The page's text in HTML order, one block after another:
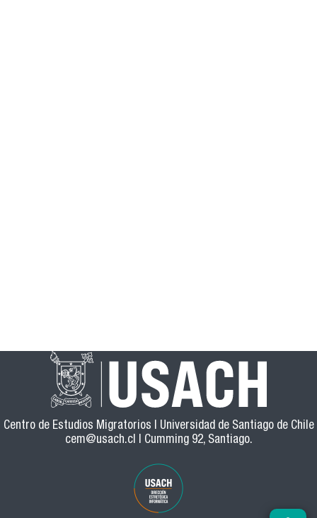
Centro de Estudios Migratorios | Universidad de Santiago de Chile
cem@usach.cl | Cumming 92, Santiago.